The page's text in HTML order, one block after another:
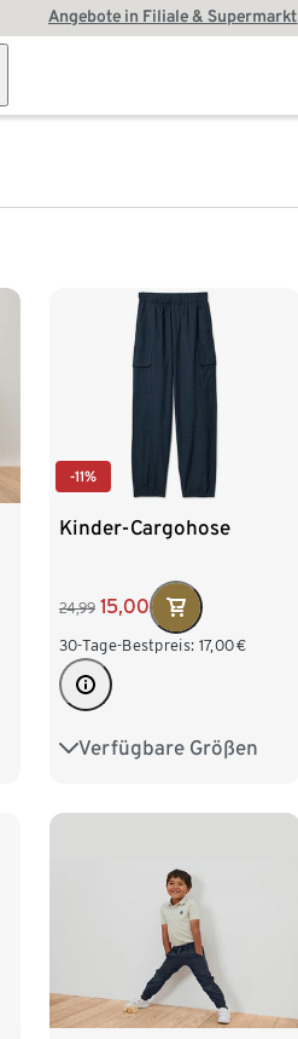
Angebote in Filiale & Supermarkt
-11%
Kinder-Cargohose
24,99 15,00
30-Tage-Bestpreis: 17,00€
Verfügbare Größen
122/128 134/140